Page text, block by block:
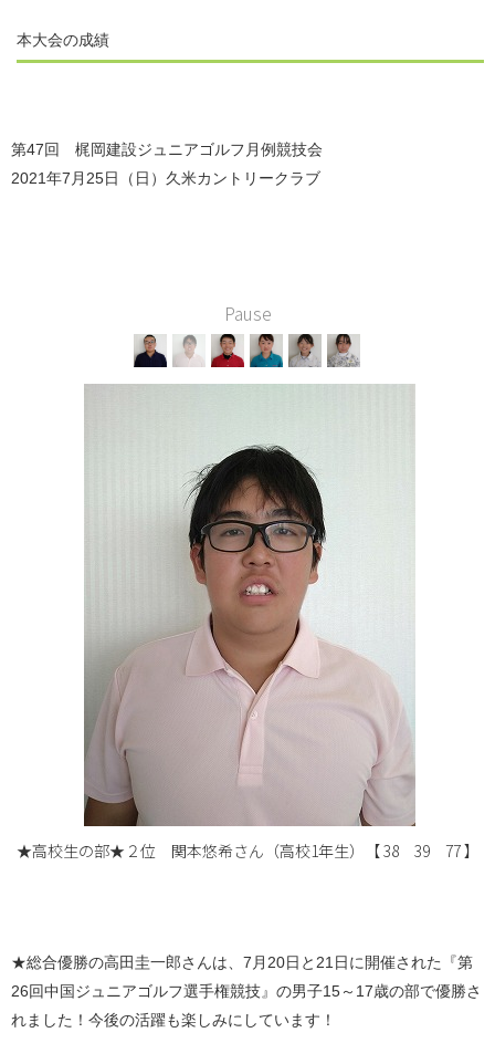
本大会の成績
第47回 梶岡建設ジュニアゴルフ月例競技会
2021年7月25日（日）久米カントリークラブ
Pause
★高校生の部★２位 関本悠希さん（高校1年生）【 38 39 77 】
★総合優勝の高田圭一郎さんは、7月20日と21日に開催された『第
26回中国ジュニアゴルフ選手権競技』の男子15～17歳の部で優勝さ
れました！今後の活躍も楽しみにしています！